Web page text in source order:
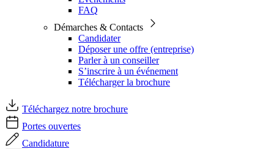
FAQ
Démarches & Contacts
Candidater
Déposer une offre (entreprise)
Parler à un conseiller
S’inscrire à un événement
Télécharger la brochure
Téléchargez notre brochure
Portes ouvertes
Candidature